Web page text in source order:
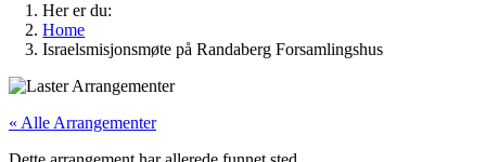
Her er du:
Home
Israelsmisjonsmøte på Randaberg Forsamlingshus
« Alle Arrangementer